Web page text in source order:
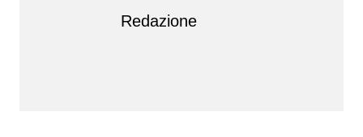
Redazione